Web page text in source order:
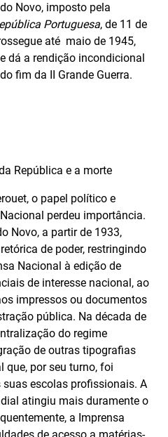
Novo, imposto pela
Portuguesa, de 11 de
até maio de 1945,
dá a rendição incondicional
fim da II Grande Guerra.
República e a morte
o papel político e
perdeu importância.
Novo, a partir de 1933,
de poder, restringindo
Nacional à edição de
de interesse nacional, ao
impressos ou documentos
pública. Na década de
do regime
de outras tipografias
que, por seu turno, foi
escolas profissionais. A
atingiu mais duramente o
a Imprensa